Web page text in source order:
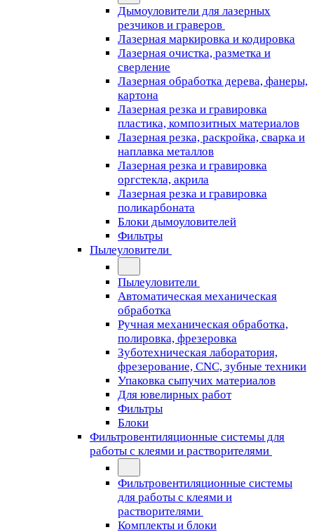
Дымоуловители для лазерных
резчиков и граверов
Лазерная маркировка и кодировка
Лазерная очистка, разметка и
сверление
Лазерная обработка дерева, фанеры,
картона
Лазерная резка и гравировка
пластика, композитных материалов
Лазерная резка, раскройка, сварка и
наплавка металлов
Лазерная резка и гравировка
оргстекла, акрила
Лазерная резка и гравировка
поликарбоната
Блоки дымоуловителей
Фильтры
Пылеуловители
Пылеуловители
Автоматическая механическая
обработка
Ручная механическая обработка,
полировка, фрезеровка
Зуботехническая лаборатория,
фрезерование, CNC, зубные техники
Упаковка сыпучих материалов
Для ювелирных работ
Фильтры
Блоки
Фильтровентиляционные системы для
работы с клеями и растворителями
Фильтровентиляционные системы
для работы с клеями и
растворителями
Комплекты и блоки